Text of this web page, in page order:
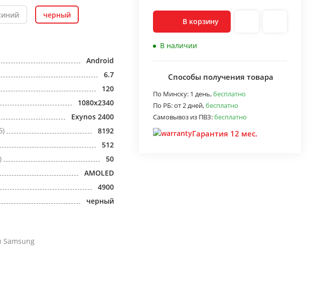
черный
Android
6.7
120
1080x2340
Exynos 2400
8192
512
50
AMOLED
4900
черный
Samsung
В корзину
В наличии
Способы получения товара
По Минску: 1 день,бесплатно
По РБ:от 2 дней,бесплатно
Самовывоз из ПВЗ:бесплатно
Гарантия 12 мес.